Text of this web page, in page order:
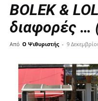
BOLEK &
διαφορές …
Από Ο Ψιθυριστής - 9